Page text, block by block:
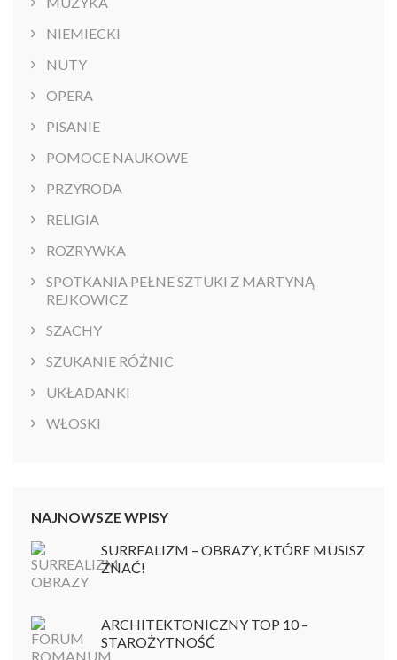
NIEMIECKI
NUTY
OPERA
PISANIE
POMOCE NAUKOWE
PRZYRODA
RELIGIA
ROZRYWKA
SPOTKANIA PEŁNE SZTUKI Z MARTYNĄ
REJKOWICZ
SZACHY
SZUKANIE RÓŻNIC
UKŁADANKI
WŁOSKI
NAJNOWSZE WPISY
SURREALIZM – OBRAZY, KTÓRE MUSISZ
ZNAĆ!
ARCHITEKTONICZNY TOP 10 –
STAROŻYTNOŚĆ